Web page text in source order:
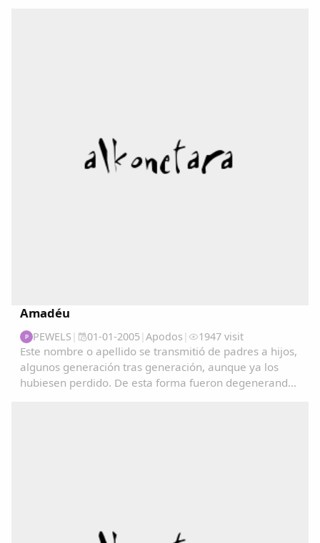
Amadéu
P PEWELS | 01-01-2005| Apodos | 1947 visit
Este nombre o apellido se transmitió de padres a hijos,
algunos generación tras generación, aunque ya los
hubiesen perdido. De esta forma fueron degenerando